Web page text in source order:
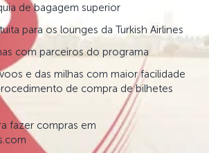
de bagagem superior
para os lounges da Turkish Airlines
com parceiros do programa
e das milhas com maior facilidade
de compra de bilhetes
fazer compras em